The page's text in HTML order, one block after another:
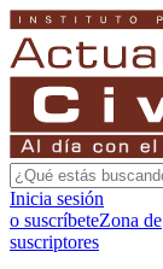
Inicia sesión
o suscríbeteZona de
suscriptores